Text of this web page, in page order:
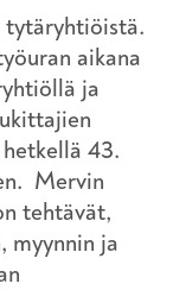
aikana
ja
43.
Mervin
tehtävät,
myynnin ja